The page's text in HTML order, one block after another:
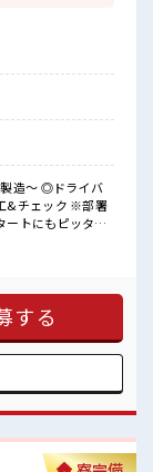
せんか(*≧∀≦)
製造～ ◎ドライバ
&チェック ※部署
は備え付け！ 赴任
だ上で、 派遣先
キルUPを目指し
場！ 空調完備で
員食堂・ロッカー
する